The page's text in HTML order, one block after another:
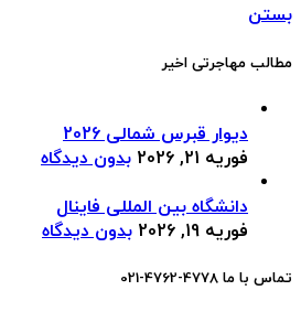
بستن
مطالب مهاجرتی اخیر
دیوار قبرس شمالی 2026
فوریه 21, 2026
بدون دیدگاه
دانشگاه بین المللی فاینال
فوریه 19, 2026
بدون دیدگاه
تماس با ما 4778-4762-021